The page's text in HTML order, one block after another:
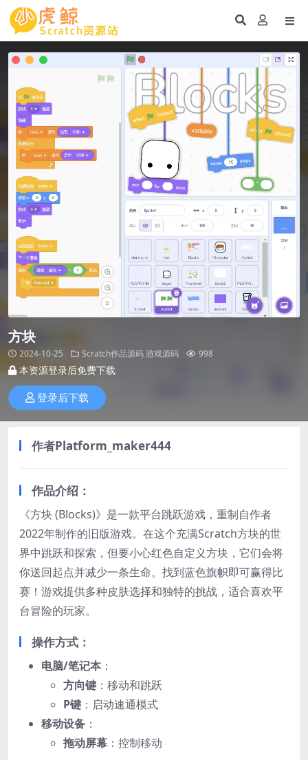
方块
2024-10-25 Scratch作品源码游戏源码 998
本资源登录后免费下载
登录后下载
作者Platform_maker444
作品介绍：
《方块 (Blocks)》是一款平台跳跃游戏，重制自作者
2022年制作的旧版游戏。在这个充满Scratch方块的世
界中跳跃和探索，但要小心红色自定义方块，它们会将
你送回起点并减少一条生命。找到蓝色旗帜即可赢得比
赛！游戏提供多种皮肤选择和独特的挑战，适合喜欢平
台冒险的玩家。
操作方式：
电脑/笔记本：
方向键 ：移动和跳跃
P键 ：启动速通模式
移动设备 ：
拖动屏幕 ：控制移动